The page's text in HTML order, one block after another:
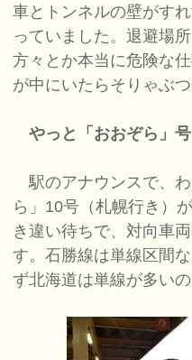
車とトンネルの壁がす
っていました。退避場
方々とか本当に危険な
が中にいたらそりゃぶつ
やっと「おおぞら」
駅のアナウンスで、
ら」10号（札幌行き）
き違い待ちで、対向車
す。石勝線は単線区間
ず北海道は単線が多いの